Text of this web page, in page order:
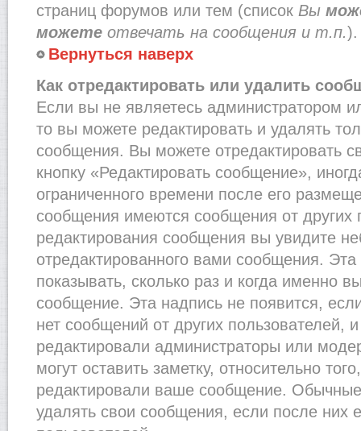
страниц форумов или тем (список Вы
можете отвечать на сообщения и т.п.).
Вернуться наверх
Как отредактировать или удалить
Если вы не являетесь администратором
то вы можете редактировать и удалять
сообщения. Вы можете отредактировать
кнопку «Редактировать сообщение»,
ограниченного времени после его
сообщения имеются сообщения от других
редактирования сообщения вы увидите
отредактированного вами сообщения. Эта
показывать, сколько раз и когда именно
сообщение. Эта надпись не появится,
нет сообщений от других пользователей,
редактировали администраторы или
могут оставить заметку, относительно
редактировали ваше сообщение. Обычные
удалять свои сообщения, если после них